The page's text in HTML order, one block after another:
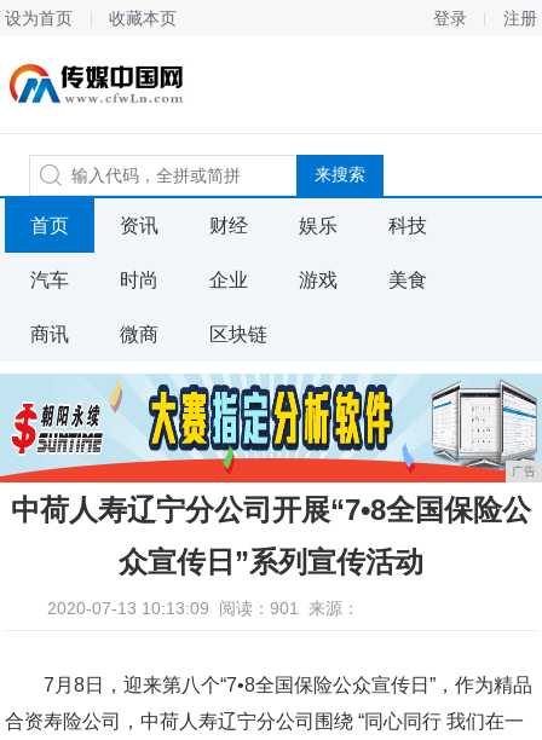
设为首页 收藏本页 登录 注册
首页 资讯 财经 娱乐 科技
汽车 时尚 企业 游戏 美食
商讯 微商 区块链
广告
中荷人寿辽宁分公司开展“7•8全国保险公
众宣传日”系列宣传活动
2020-07-13 10:13:09 阅读：901 来源：
7月8日，迎来第八个“7•8全国保险公众宣传日”，作为精品
合资寿险公司，中荷人寿辽宁分公司围绕 “同心同行 我们在一